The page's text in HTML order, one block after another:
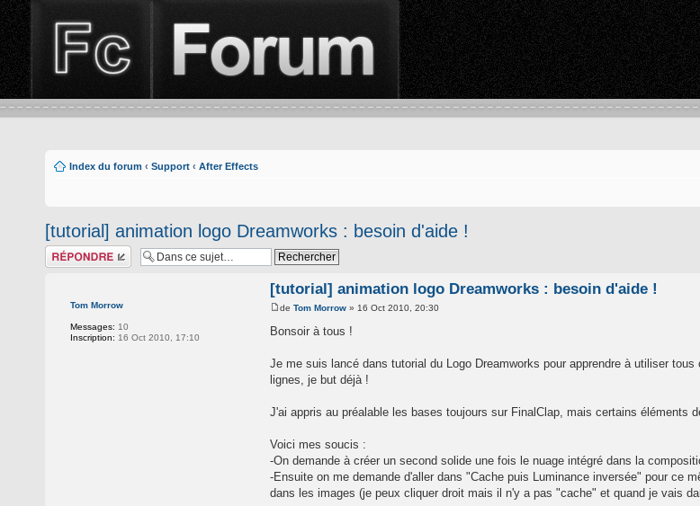
Index du forum ‹ Support ‹ After Effects
[tutorial] animation logo Dreamworks : besoin d'aide !
Répondre
Tom Morrow
Messages: 10
Inscription: 16 Oct 2010, 17:10
[tutorial] animation logo Dreamworks : besoin d'aide !
de Tom Morrow » 16 Oct 2010, 20:30
Bonsoir à tous !
Je me suis lancé dans tutorial du Logo Dreamworks pour apprendre à utiliser
lignes, je but déjà !
J'ai appris au préalable les bases toujours sur FinalClap, mais certains éléments
Voici mes soucis :
-On demande à créer un second solide une fois le nuage intégré dans la
-Ensuite on me demande d'aller dans "Cache puis Luminance inversée" pour ce
dans les images (je peux cliquer droit mais il n'y a pas "cache" et quand je vais